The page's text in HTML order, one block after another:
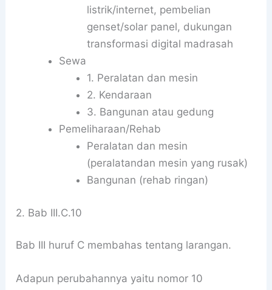
listrik/internet, pembelian
genset/solar panel, dukungan
transformasi digital madrasah
Sewa
1. Peralatan dan mesin
2. Kendaraan
3. Bangunan atau gedung
Pemeliharaan/Rehab
Peralatan dan mesin
(peralatandan mesin yang rusak)
Bangunan (rehab ringan)
2. Bab III.C.10
Bab III huruf C membahas tentang larangan.
Adapun perubahannya yaitu nomor 10